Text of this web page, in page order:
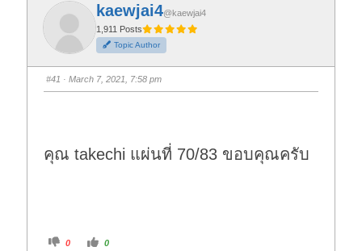
kaewjai4@kaewjai4
1,911 Posts
Topic Author
#41 · March 7, 2021, 7:58 pm
คุณ takechi แผ่นที่ 70/83 ขอบคุณครับ
C 0
C 0